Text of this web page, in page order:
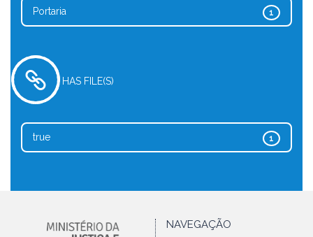
1
Portaria
HAS FILE(S)
1
true
NAVEGAÇÃO